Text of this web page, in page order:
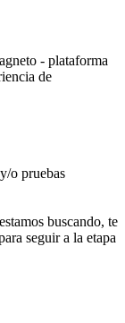
- plataforma
de
o pruebas
buscando, te
seguir a la etapa